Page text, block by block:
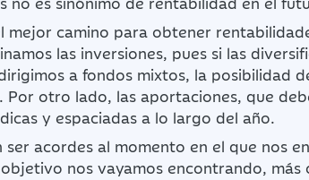
mejor camino para obtener
las inversiones, pues si las
a fondos mixtos, la posibilidad
Por otro lado, las aportaciones, que
y espaciadas a lo largo del año.
ser acordes al momento en el que nos
nos vayamos encontrando, más